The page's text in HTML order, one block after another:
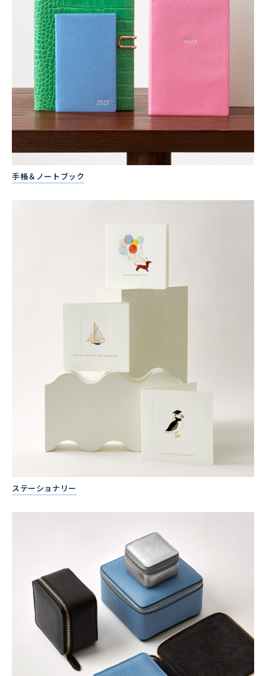
手帳＆ノートブック
ステーショナリー